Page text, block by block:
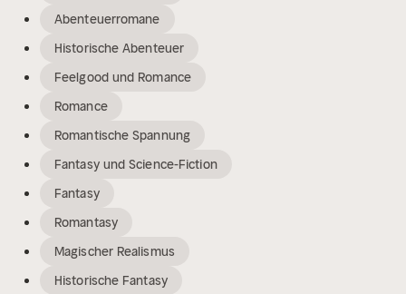
Abenteuerromane
Historische Abenteuer
Feelgood und Romance
Romance
Romantische Spannung
Fantasy und Science-Fiction
Fantasy
Romantasy
Magischer Realismus
Historische Fantasy